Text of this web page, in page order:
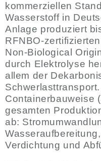
kommerziellen
Wasserstoff in
Anlage produziert
RFNBO-
Non-Biological
durch Elektrolyse
allem der
Containerbauweise
gesamten
ab:
Verdichtung und